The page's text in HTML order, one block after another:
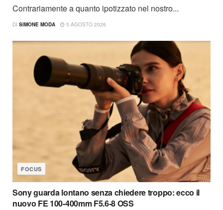
Contrariamente a quanto ipotizzato nel nostro...
DI SIMONE MODA 5 AGOSTO 2026
FOCUS
Sony guarda lontano senza chiedere troppo: ecco il
nuovo FE 100-400mm F5.6-8 OSS